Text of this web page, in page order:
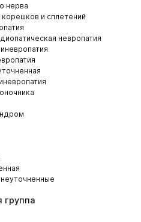
нерва
и сплетений
невропатия
группа